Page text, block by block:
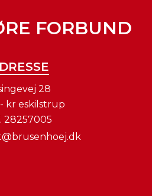
FORBUND
28
kr eskilstrup
28257005